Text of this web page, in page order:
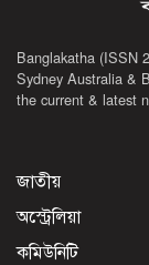
Banglakatha (ISSN
Sydney Australia &
the current & latest
জাতীয়
অস্ট্রেলিয়া
কমিউনিটি